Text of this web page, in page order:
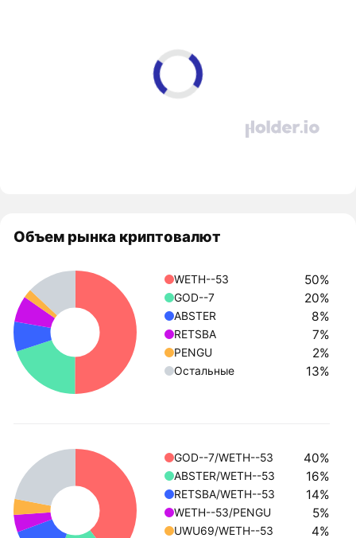
Объем рынка криптовалют
WETH--53 50%
GOD--7 20%
ABSTER 8%
RETSBA 7%
PENGU 2%
Остальные 13%
GOD--7/WETH--53 40%
ABSTER/WETH--53 16%
RETSBA/WETH--53 14%
WETH--53/PENGU 5%
UWU69/WETH--53 4%